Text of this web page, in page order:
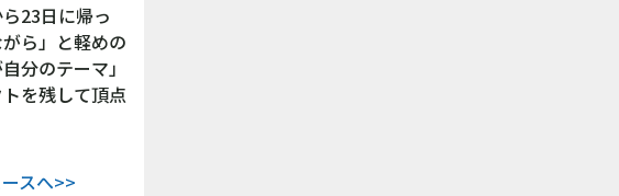
23日に帰っ
ら」と軽めの
分のテーマ」
を残して頂点
スへ>>